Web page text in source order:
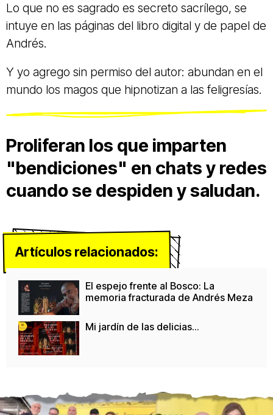
Lo que no es sagrado es secreto sacrílego, se
intuye en las páginas del libro digital y de papel de
Andrés.
Y yo agrego sin permiso del autor: abundan en el
mundo los magos que hipnotizan a las feligresías.
Proliferan los que imparten
"bendiciones" en chats y redes
cuando se despiden y saludan.
Artículos relacionados:
El espejo frente al Bosco: La
memoria fracturada de Andrés Meza
Mi jardín de las delicias...